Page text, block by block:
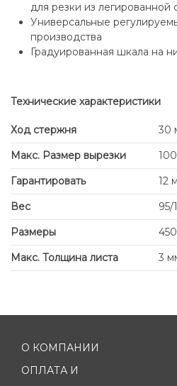
для резки из легированной
Универсальные
производства
Градуированная шкала на
Технические характеристики
Ход стержня
30
Макс. Размер вырезки
Гарантировать
12
Вес
95/
Размеры
Макс. Толщина листа
3
О КОМПАНИИ
ОПЛАТА И